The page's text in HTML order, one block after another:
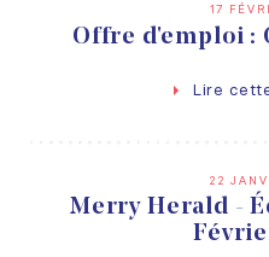
17
Offre d'emploi :
Lire
22
Merry Herald -